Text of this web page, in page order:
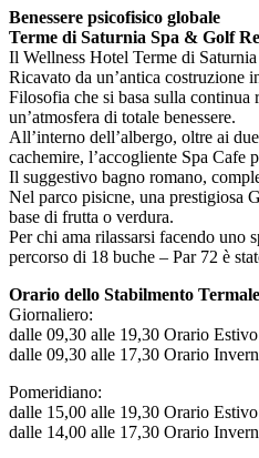
Benessere psicofisico globale
Terme di Saturnia Spa & Golf
Il Wellness Hotel Terme di
Ricavato da un’antica costruzione
Filosofia che si basa sulla continua
un’atmosfera di totale benessere.
All’interno dell’albergo, oltre ai
cachemire, l’accogliente Spa
Il suggestivo bagno romano,
Nel parco pisicne, una prestigiosa
base di frutta o verdura.
Per chi ama rilassarsi facendo uno
percorso di 18 buche – Par 72 è
Orario dello Stabilmento Termale
Giornaliero:
dalle 09,30 alle 19,30 Orario Estivo
dalle 09,30 alle 17,30 Orario
Pomeridiano:
dalle 15,00 alle 19,30 Orario Estivo
dalle 14,00 alle 17,30 Orario